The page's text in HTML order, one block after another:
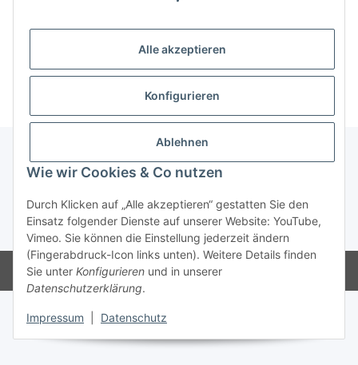
Alle akzeptieren
Konfigurieren
Ablehnen
Wie wir Cookies & Co nutzen
Durch Klicken auf „Alle akzeptieren“ gestatten Sie den
Einsatz folgender Dienste auf unserer Website: YouTube,
Vimeo. Sie können die Einstellung jederzeit ändern
(Fingerabdruck-Icon links unten). Weitere Details finden
Sie unter Konfigurieren und in unserer
Datenschutzerklärung.
Impressum Datenschutz
USt.-IdNr.: DE369715699
* Alle Preise inkl. gesetzlicher USt., zzgl. Versand
Powered byJTL-Shop